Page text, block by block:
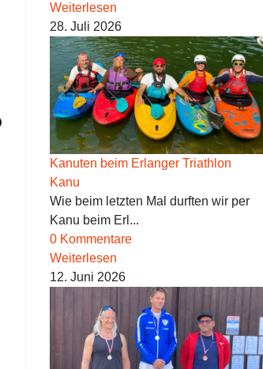
Weiterlesen
28. Juli 2026
Kanuten beim Erlanger Triathlon
Kanu
Wie beim letzten Mal durften wir per
Kanu beim Erl...
0 Kommentare
Weiterlesen
12. Juni 2026